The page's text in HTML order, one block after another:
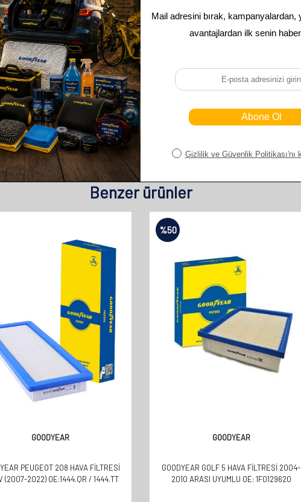
Benzer ürünler
GOODYEAR
PEUGEOT 208 HAVA FILTRESI
(2007-2022) OE:1444.QR / 1444.TT
%50
GOODYEAR
GOODYEAR GOLF 5 HAVA FILTRESI 2004-
2010 ARASI UYUMLU OE: 1F0129620